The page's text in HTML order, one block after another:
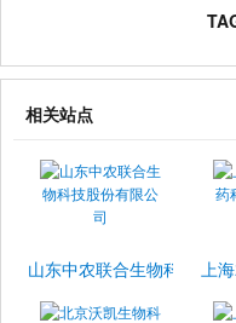
相关站点
山东中农联合生物科技股
上